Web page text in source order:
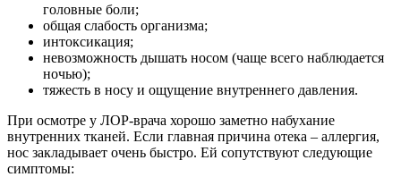
головные боли;
общая слабость организма;
интоксикация;
невозможность дышать носом (чаще всего наблюдается
ночью);
тяжесть в носу и ощущение внутреннего давления.
При осмотре у ЛОР-врача хорошо заметно набухание
внутренних тканей. Если главная причина отека – аллергия,
нос закладывает очень быстро. Ей сопутствуют следующие
симптомы: